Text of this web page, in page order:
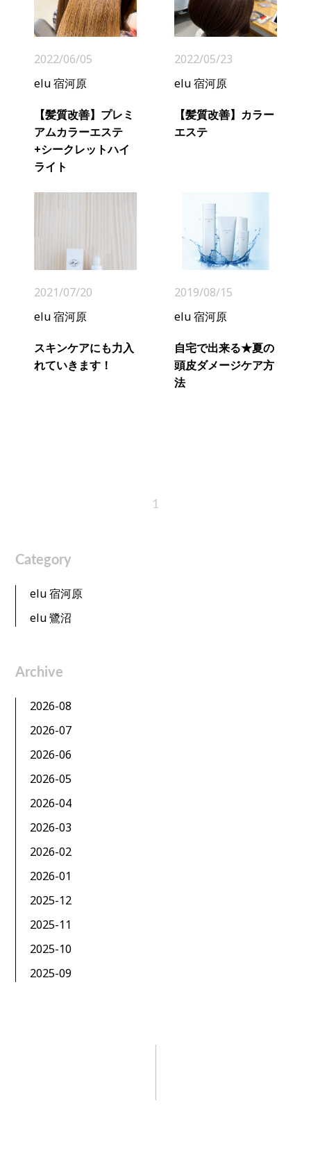
2022/06/05
elu 宿河原
【髪質改善】プレミ
アムカラーエステ
+シークレットハイ
ライト
2022/05/23
elu 宿河原
【髪質改善】カラー
エステ
2021/07/20
elu 宿河原
スキンケアにも力入
れていきます！
2019/08/15
elu 宿河原
自宅で出来る★夏の
頭皮ダメージケア方
法
1
Category
elu 宿河原
elu 鷺沼
Archive
2026-08
2026-07
2026-06
2026-05
2026-04
2026-03
2026-02
2026-01
2025-12
2025-11
2025-10
2025-09